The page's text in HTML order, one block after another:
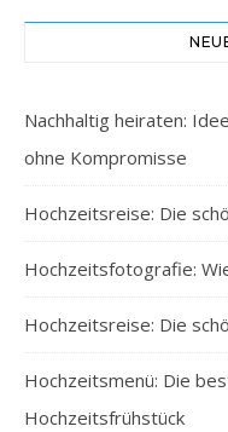
Nachhaltig heiraten:
ohne Kompromisse
Hochzeitsreise: Die
Hochzeitsfotografie:
Hochzeitsreise: Die
Hochzeitsmenü: Die
Hochzeitsfrühstück